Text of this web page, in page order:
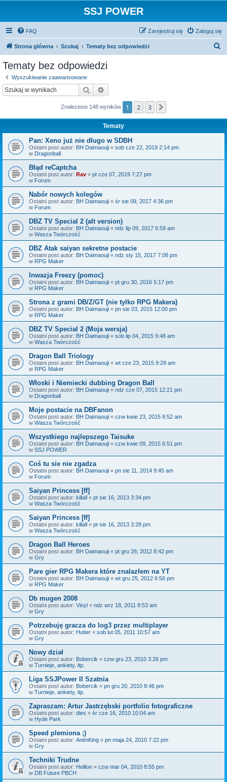
SSJ POWER
FAQ Zaloguj się
Zarejestruj się
Strona główna Szukaj Tematy bez odpowiedzi
Tematy bez odpowiedzi
Wyszukiwanie zaawansowane
Szukaj
Znaleziono 148 wyników 1 2 3
Tematy
Pan: Xeno już nie długo w SDBH
Ostatni post autor: BH Daimaouji « sob cze 22, 2019 2:14 pm
w Dragonball
Błąd reCaptcha
Ostatni post autor: Rav « pt cze 07, 2019 7:27 pm
w Forum
Nabór nowych kolegów
Ostatni post autor: BH Daimaouji « śr sie 09, 2017 4:36 pm
w Forum
DBZ TV Special 2 (alt version)
Ostatni post autor: BH Daimaouji « ndz lip 09, 2017 6:59 am
w Wasza Twórczość
DBZ Atak saiyan sekretne postacie
Ostatni post autor: BH Daimaouji « ndz sty 15, 2017 7:08 pm
w RPG Maker
Inwazja Freezy (pomoc)
Ostatni post autor: BH Daimaouji « pt gru 30, 2016 5:17 pm
w RPG Maker
Strona z grami DB/Z/GT (nie tylko RPG Makera)
Ostatni post autor: BH Daimaouji « pn sie 03, 2015 12:00 pm
w RPG Maker
DBZ TV Special 2 (Moja wersja)
Ostatni post autor: BH Daimaouji « sob lip 04, 2015 9:48 am
w Wasza Twórczość
Dragon Ball Triology
Ostatni post autor: BH Daimaouji « wt cze 23, 2015 9:29 am
w RPG Maker
Włoski i Niemiecki dubbing Dragon Ball
Ostatni post autor: BH Daimaouji « ndz cze 07, 2015 12:21 pm
w Dragonball
Moje postacie na DBFanon
Ostatni post autor: BH Daimaouji « czw kwie 23, 2015 8:52 am
w Wasza Twórczość
Wszystkiego najlepszego Taisuke
Ostatni post autor: BH Daimaouji « czw kwie 09, 2015 6:51 pm
w SSJ POWER
Coś tu sie nie zgadza
Ostatni post autor: BH Daimaouji « pn sie 11, 2014 9:45 am
w Forum
Saiyan Princess [ff]
Ostatni post autor: killall « pt sie 16, 2013 3:34 pm
w Wasza Twórczość
Saiyan Princess [ff]
Ostatni post autor: killall « pt sie 16, 2013 3:28 pm
w Wasza Twórczość
Dragon Ball Heroes
Ostatni post autor: BH Daimaouji « pt gru 28, 2012 8:42 pm
w Gry
Pare gier RPG Makera które znalazłem na YT
Ostatni post autor: BH Daimaouji « wt gru 25, 2012 6:56 pm
w RPG Maker
Db mugen 2008
Ostatni post autor: Vinyl « ndz wrz 18, 2011 8:53 am
w Gry
Potrzebuję gracza do log3 przez multiplayer
Ostatni post autor: Hutier « sob lut 05, 2011 10:57 am
w Gry
Nowy dział
Ostatni post autor: Bobercik « czw gru 23, 2010 3:26 pm
w Turnieje, ankiety, itp.
Liga SSJPower II Szatnia
Ostatni post autor: Bobercik « pn gru 20, 2010 8:46 pm
w Turnieje, ankiety, itp.
Zapraszam: Artur Jastrzębski portfolio fotograficzne
Ostatni post autor: dies « śr cze 16, 2010 10:04 am
w Hyde Park
Speed plemiona ;)
Ostatni post autor: AnimKing « pn maja 24, 2010 7:22 pm
w Gry
Techniki Trudne
Ostatni post autor: Hellion « czw mar 04, 2010 8:55 pm
w DB Future PBCH